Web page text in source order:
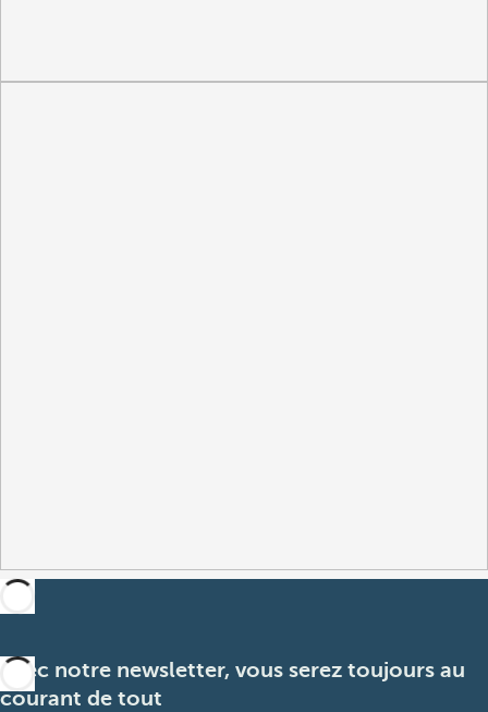
Avec notre newsletter, vous serez toujours au
courant de tout